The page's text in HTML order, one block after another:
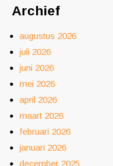
Archief
augustus 2026
juli 2026
juni 2026
mei 2026
april 2026
maart 2026
februari 2026
januari 2026
december 2025